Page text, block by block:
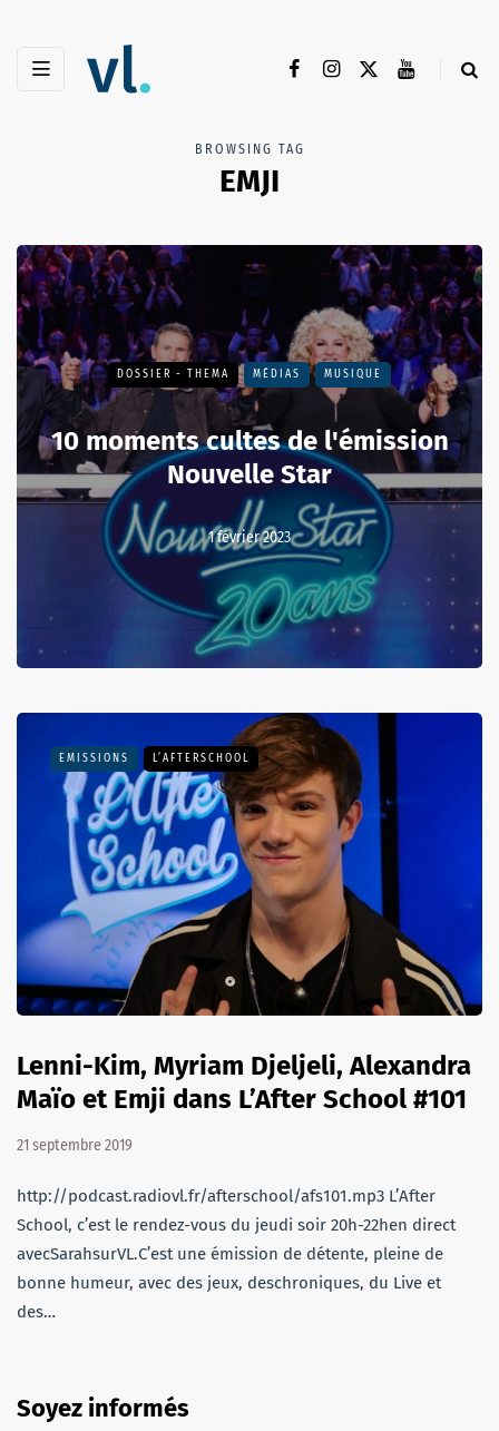
BROWSING TAG
EMJI
DOSSIER - THEMA MÉDIAS MUSIQUE
10 moments cultes de l'émission
Nouvelle Star
1 février 2023
EMISSIONS L’AFTERSCHOOL
Lenni-Kim, Myriam Djeljeli, Alexandra
Maïo et Emji dans L’After School #101
21 septembre 2019
http://podcast.radiovl.fr/afterschool/afs101.mp3 L’After
School, c’est le rendez-vous du jeudi soir 20h-22hen direct
avecSarahsurVL.C’est une émission de détente, pleine de
bonne humeur, avec des jeux, deschroniques, du Live et
des…
Soyez informés